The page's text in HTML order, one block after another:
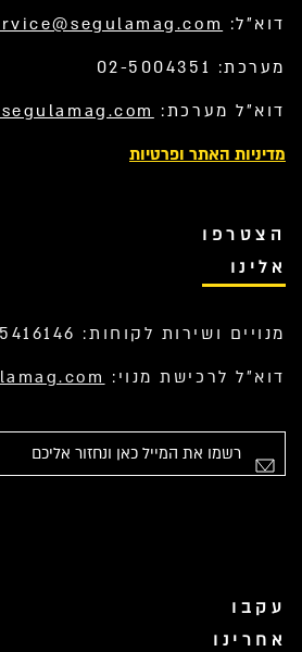
דוא”ל:
מערכת: 02-5004351
דוא”ל מערכת:
מדיניות האתר ופרטיות
הצטרפו
אלינו
מנויים ושירות לקוחות: 058-5416146
דוא”ל לרכישת מנוי:
עקבו
אחרינו